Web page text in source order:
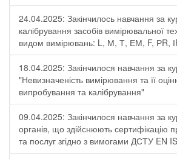
24.04.2025: Закінчилось навчання за
калібрування засобів вимірювальної
видом вимірювань: L, М, Т, ЕМ, F, РR,
18.04.2025: Закінчилося навчання за
"Невизначеність вимірювання та її
випробування та калібрування"
09.04.2025: Закінчилося навчання за
органів, що здійснюють сертифікацію
та послуг згідно з вимогами ДСТУ EN